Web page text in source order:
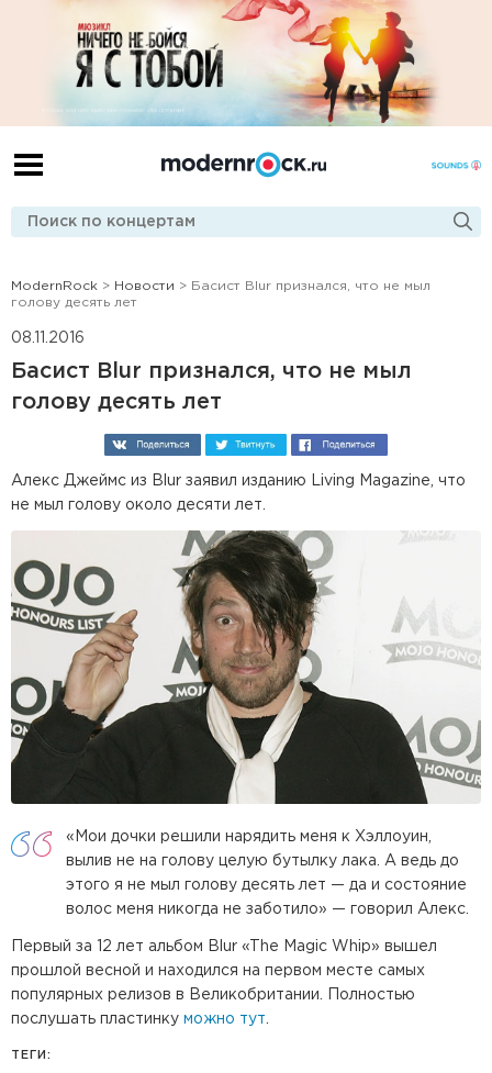
ModernRock > Новости > Басист Blur признался, что не мыл
голову десять лет
08.11.2016
Басист Blur признался, что не мыл
голову десять лет
Алекс Джеймс из Blur заявил изданию Living Magazine, что
не мыл голову около десяти лет.
«Мои дочки решили нарядить меня к Хэллоуин,
вылив не на голову целую бутылку лака. А ведь до
этого я не мыл голову десять лет — да и состояние
волос меня никогда не заботило» — говорил Алекс.
Первый за 12 лет альбом Blur «The Magic Whip» вышел
прошлой весной и находился на первом месте самых
популярных релизов в Великобритании. Полностью
послушать пластинку можно тут
ТЕГИ: